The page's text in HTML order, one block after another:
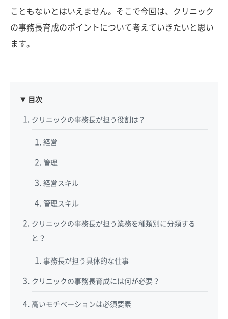
こともないとはいえません。そこで今回は、クリニック
の事務長育成のポイントについて考えていきたいと思い
ます。
目次
クリニックの事務長が担う役割は？
経営
管理
経営スキル
管理スキル
クリニックの事務長が担う業務を種類別に分類する
と？
事務長が担う具体的な仕事
クリニックの事務長育成には何が必要？
高いモチベーションは必須要素